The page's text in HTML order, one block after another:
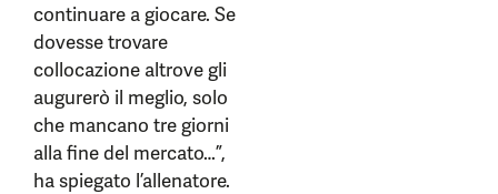
continuare a giocare. Se
dovesse trovare
collocazione altrove gli
augurerò il meglio, solo
che mancano tre giorni
alla fine del mercato…”,
ha spiegato l’allenatore.